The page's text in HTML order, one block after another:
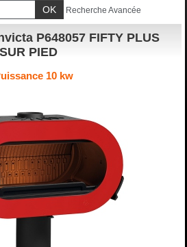
Recherche Avancée
P648057 FIFTY PLUS
SUR PIED
10 kw